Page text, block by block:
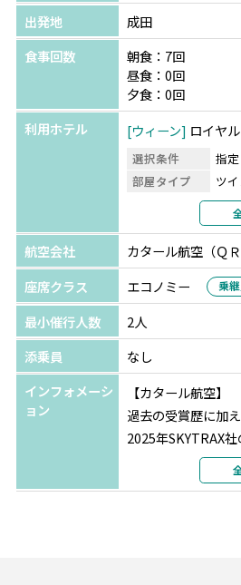
出発地
成田
食事回数
朝食：7回
昼食：0回
夕食：0回
利用ホテル
ウィーン ロイヤ
選択条件
指定
部屋タイプ
ツ
2名
部屋カテゴリ
指
パリ サン ペテル
★★★★
選択条件
指定
部屋タイプ
利用形態
部屋カテゴリ
指
航空会社
カタール航空（Ｑ
座席クラス
エコノミー 乗
最小催行人数
2人
添乗員
なし
インフォメーシ
ョン
【カタール航空】
過去の受賞歴に加え
2025年SKYTRAX
に輝いたカタール
最新鋭の機材、最
最先端のエンター